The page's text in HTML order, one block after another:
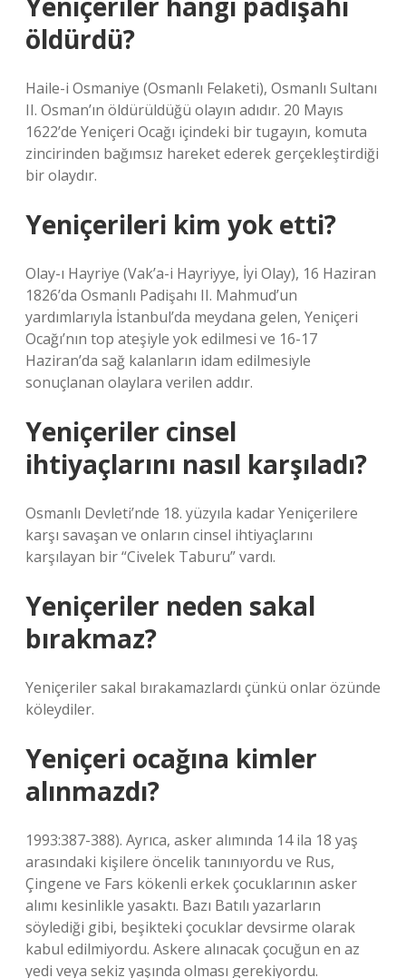
öldürdü?
Haile-i Osmaniye (Osmanlı Felaketi), Osmanlı Sultanı
II. Osman’ın öldürüldüğü olayın adıdır. 20 Mayıs
1622’de Yeniçeri Ocağı içindeki bir tugayın, komuta
zincirinden bağımsız hareket ederek gerçekleştirdiği
bir olaydır.
Yeniçerileri kim yok etti?
Olay-ı Hayriye (Vak’a-i Hayriyye, İyi Olay), 16 Haziran
1826’da Osmanlı Padişahı II. Mahmud’un
yardımlarıyla İstanbul’da meydana gelen, Yeniçeri
Ocağı’nın top ateşiyle yok edilmesi ve 16-17
Haziran’da sağ kalanların idam edilmesiyle
sonuçlanan olaylara verilen addır.
Yeniçeriler cinsel
ihtiyaçlarını nasıl karşıladı?
Osmanlı Devleti’nde 18. yüzyıla kadar Yeniçerilere
karşı savaşan ve onların cinsel ihtiyaçlarını
karşılayan bir “Civelek Taburu” vardı.
Yeniçeriler neden sakal
bırakmaz?
Yeniçeriler sakal bırakamazlardı çünkü onlar özünde
köleydiler.
Yeniçeri ocağına kimler
alınmazdı?
1993:387-388). Ayrıca, asker alımında 14 ila 18 yaş
arasındaki kişilere öncelik tanınıyordu ve Rus,
Çingene ve Fars kökenli erkek çocuklarının asker
alımı kesinlikle yasaktı. Bazı Batılı yazarların
söylediği gibi, beşikteki çocuklar devsirme olarak
kabul edilmiyordu. Askere alınacak çocuğun en az
yedi veya sekiz yaşında olması gerekiyordu.